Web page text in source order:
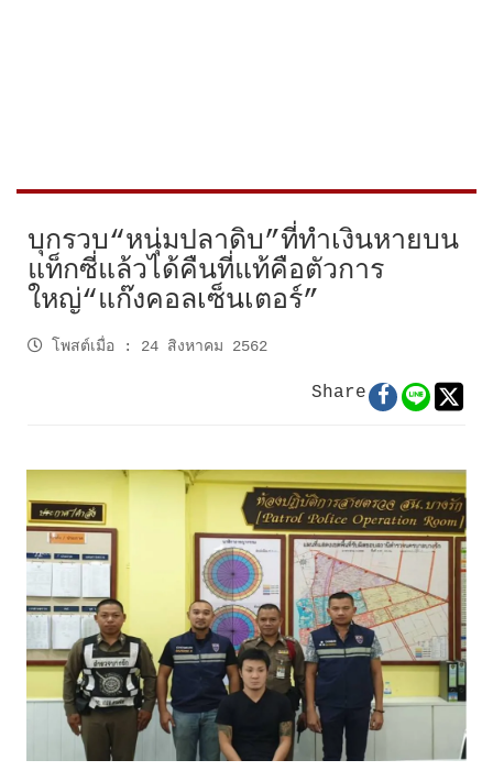
บุกรวบ“หนุ่มปลาดิบ”ที่ทำเงินหายบน
แท็กซี่แล้วได้คืนที่แท้คือตัวการ
ใหญ่“แก๊งคอลเซ็นเตอร์”
โพสต์เมื่อ : 24 สิงหาคม 2562
Share